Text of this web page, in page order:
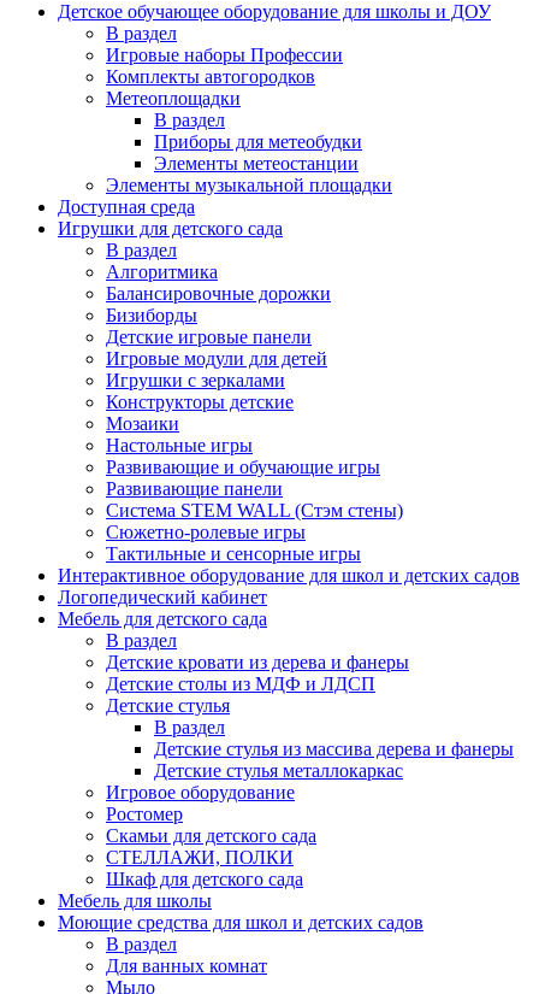
Детское обучающее оборудование для школы и ДОУ
В раздел
Игровые наборы Профессии
Комплекты автогородков
Метеоплощадки
В раздел
Приборы для метеобудки
Элементы метеостанции
Элементы музыкальной площадки
Доступная среда
Игрушки для детского сада
В раздел
Алгоритмика
Балансировочные дорожки
Бизиборды
Детские игровые панели
Игровые модули для детей
Игрушки с зеркалами
Конструкторы детские
Мозаики
Настольные игры
Развивающие и обучающие игры
Развивающие панели
Система STEM WALL (Cтэм стены)
Сюжетно-ролевые игры
Тактильные и сенсорные игры
Интерактивное оборудование для школ и детских садов
Логопедический кабинет
Мебель для детского сада
В раздел
Детские кровати из дерева и фанеры
Детские столы из МДФ и ЛДСП
Детские стулья
В раздел
Детские стулья из массива дерева и фанеры
Детские стулья металлокаркас
Игровое оборудование
Ростомер
Скамьи для детского сада
СТЕЛЛАЖИ, ПОЛКИ
Шкаф для детского сада
Мебель для школы
Моющие средства для школ и детских садов
В раздел
Для ванных комнат
Мыло